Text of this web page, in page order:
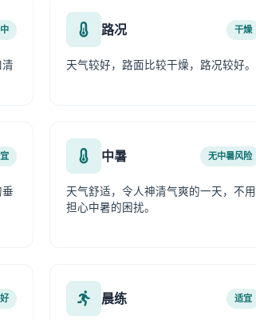
中 路况 干燥
天气较好，路面比较干燥，路况较好。
中暑 无中暑风险
天气舒适，令人神清气爽的一天，不用
担心中暑的困扰。
好 晨练 适宜